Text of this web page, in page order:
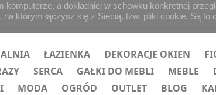
ŁAZIENKA DEKORACJE OKIEN
SERCA GAŁKI DO MEBLI MEBLE
MODA OGRÓD OUTLET BLOG
a dokładniej w schowku konkretnej
którym łączysz się z Siecią, tzw. pliki cookie. Są to